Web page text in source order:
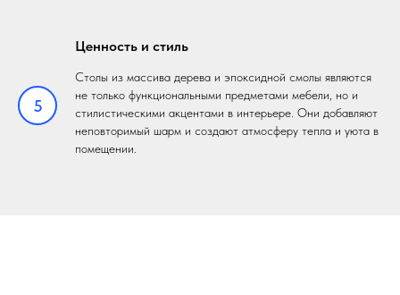
5
Ценность и стиль
Столы из массива дерева и эпоксидной смолы являются
не только функциональными предметами мебели, но и
стилистическими акцентами в интерьере. Они добавляют
неповторимый шарм и создают атмосферу тепла и уюта в
помещении.